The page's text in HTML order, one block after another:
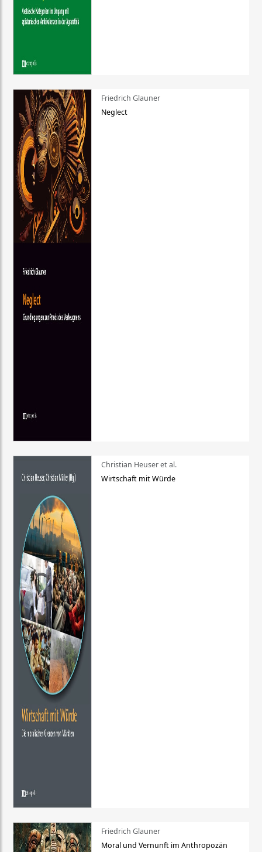
Friedrich Glauner
Neglect
Christian Heuser et al.
Wirtschaft mit Würde
Friedrich Glauner
Moral und Vernunft im Anthropozän